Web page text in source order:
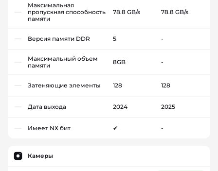
Максимальная
пропускная способность
памяти
78.8 GB/s 78.8 GB/s
Версия памяти DDR 5 -
Максимальный объем
памяти
8GB -
Затеняющие элементы 128 128
Дата выхода 2024 2025
Имеет NX бит ✔ -
Камеры